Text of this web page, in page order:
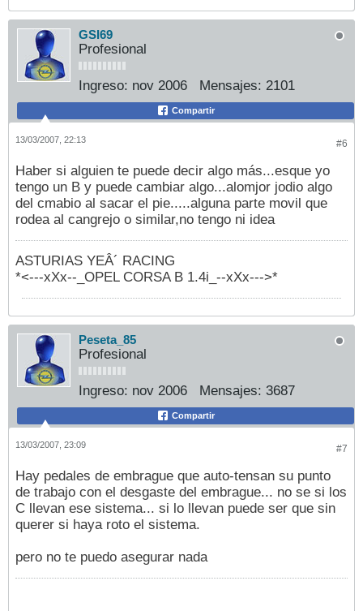
GSI69
Profesional
Ingreso: nov 2006 Mensajes: 2101
Compartir
#6
13/03/2007, 22:13
Haber si alguien te puede decir algo más...esque yo
tengo un B y puede cambiar algo...alomjor jodio algo
del cmabio al sacar el pie.....alguna parte movil que
rodea al cangrejo o similar,no tengo ni idea
ASTURIAS YEÂ´ RACING
*<---xXx--_OPEL CORSA B 1.4i_--xXx--->*
Peseta_85
Profesional
Ingreso: nov 2006 Mensajes: 3687
Compartir
#7
13/03/2007, 23:09
Hay pedales de embrague que auto-tensan su punto
de trabajo con el desgaste del embrague... no se si los
C llevan ese sistema... si lo llevan puede ser que sin
querer si haya roto el sistema.
pero no te puedo asegurar nada